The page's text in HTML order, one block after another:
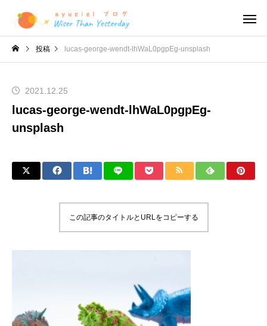
投稿 lucas-george-wendt-lhWaL0pgpEg-unsplash
2021.12.25
lucas-george-wendt-lhWaL0pgpEg-
unsplash
この記事のタイトルとURLをコピーする